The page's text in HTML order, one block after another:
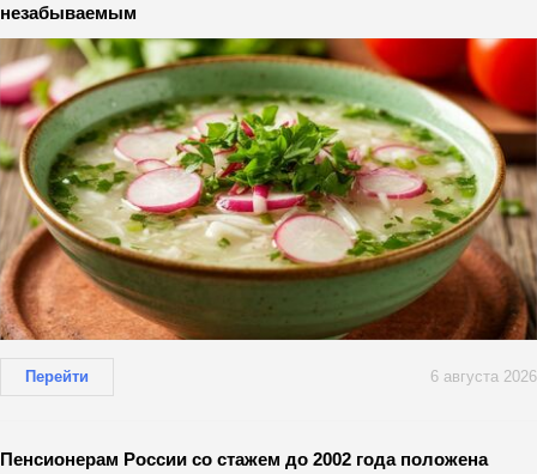
незабываемым
Перейти 6 августа 2026
Пенсионерам России со стажем до 2002 года положена